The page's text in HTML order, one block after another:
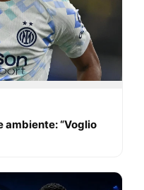
ambiente: “Voglio